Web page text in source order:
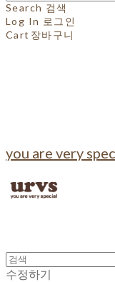
Search 검색
Log In 로그인
Cart 장바구니
you are very
수정하기